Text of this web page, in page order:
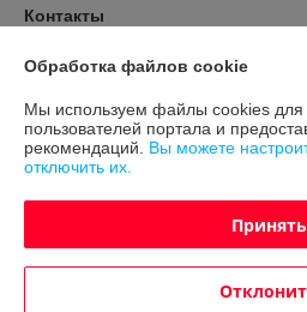
Контакты
Доставка и оплата
График работы
Политика обработки cookies
Сайт создан на платформе
Обработка файлов cookie
Мы используем файлы cookies для
пользователей портала и
рекомендаций. Вы можете
отключить их.
Принять